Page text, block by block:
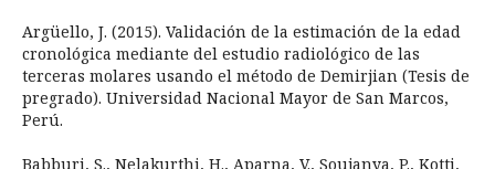
Argüello, J. (2015). Validación de la estimación de la edad
cronológica mediante del estudio radiológico de las
terceras molares usando el método de Demirjian (Tesis de
pregrado). Universidad Nacional Mayor de San Marcos,
Perú.
Babburi, S., Nelakurthi, H., Aparna, V., Soujanya, P., Kotti,